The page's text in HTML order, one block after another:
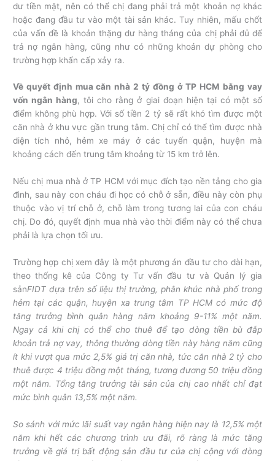
dư tiền mặt, nên có thể chị đang phải trả một khoản nợ khác
hoặc đang đầu tư vào một tài sản khác. Tuy nhiên, mấu chốt
của vấn đề là khoản thặng dư hàng tháng của chị phải đủ để
trả nợ ngân hàng, cũng như có những khoản dự phòng cho
trường hợp khẩn cấp xảy ra.
Về quyết định mua căn nhà 2 tỷ đồng ở TP HCM bằng vay
vốn ngân hàng, tôi cho rằng ở giai đoạn hiện tại có một số
điểm không phù hợp. Với số tiền 2 tỷ sẽ rất khó tìm được một
căn nhà ở khu vực gần trung tâm. Chị chỉ có thể tìm được nhà
diện tích nhỏ, hẻm xe máy ở các tuyến quận, huyện mà
khoảng cách đến trung tâm khoảng từ 15 km trở lên.
Nếu chị mua nhà ở TP HCM với mục đích tạo nền tảng cho gia
đình, sau này con cháu đi học có chỗ ở sẵn, điều này còn phụ
thuộc vào vị trí chỗ ở, chỗ làm trong tương lai của con cháu
chị. Do đó, quyết định mua nhà vào thời điểm này có thể chưa
phải là lựa chọn tối ưu.
Trường hợp chị xem đây là một phương án đầu tư cho dài hạn,
theo thống kê của Công ty Tư vấn đầu tư và Quản lý gia
sảnFIDT dựa trên số liệu thị trường, phân khúc nhà phố trong
hẻm tại các quận, huyện xa trung tâm TP HCM có mức độ
tăng trưởng bình quân hàng năm khoảng 9-11% một năm.
Ngay cả khi chị có thể cho thuê để tạo dòng tiền bù đắp
khoản trả nợ vay, thông thường dòng tiền này hàng năm cũng
ít khi vượt qua mức 2,5% giá trị căn nhà, tức căn nhà 2 tỷ cho
thuê được 4 triệu đồng một tháng, tương đương 50 triệu đồng
một năm. Tổng tăng trưởng tài sản của chị cao nhất chỉ đạt
mức bình quân 13,5% một năm.
So sánh với mức lãi suất vay ngân hàng hiện nay là 12,5% một
năm khi hết các chương trình ưu đãi, rõ ràng là mức tăng
trưởng về giá trị bất động sản đầu tư của chị cộng với dòng